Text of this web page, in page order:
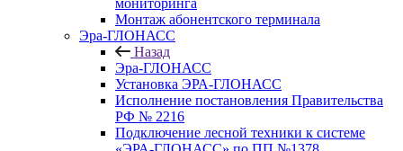
мониторинга
Монтаж абонентского терминала
Эра-ГЛОНАСС
Назад
Эра-ГЛОНАСС
Установка ЭРА-ГЛОНАСС
Исполнение постановления Правительства
РФ № 2216
Подключение лесной техники к системе